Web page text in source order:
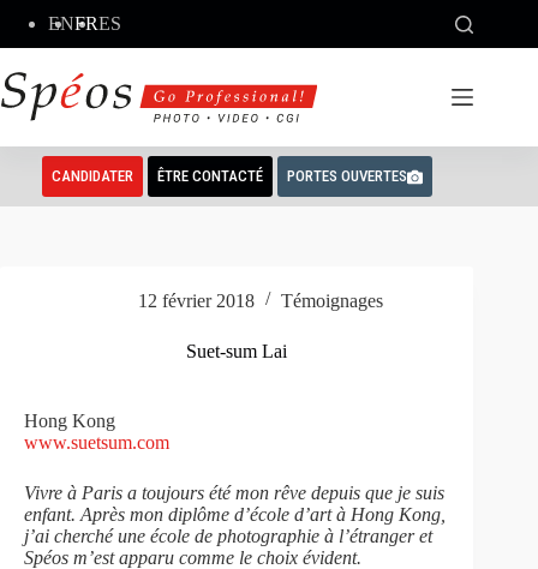
contenu
ENFRES
CANDIDATER ÊTRE CONTACTÉ PORTES OUVERTES
12 février 2018 Témoignages
Suet-sum Lai
Hong Kong
www.suetsum.com
Vivre à Paris a toujours été mon rêve depuis que je suis
enfant. Après mon diplôme d’école d’art à Hong Kong,
j’ai cherché une école de photographie à l’étranger et
Spéos m’est apparu comme le choix évident.